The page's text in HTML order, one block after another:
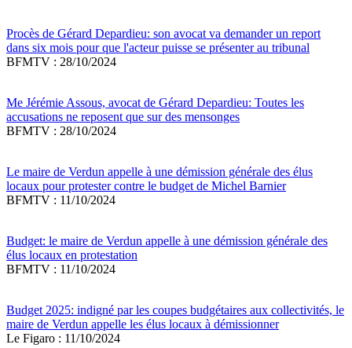
Procès de Gérard Depardieu: son avocat va demander un report
dans six mois pour que l'acteur puisse se présenter au tribunal
BFMTV : 28/10/2024
Me Jérémie Assous, avocat de Gérard Depardieu: Toutes les
accusations ne reposent que sur des mensonges
BFMTV : 28/10/2024
Le maire de Verdun appelle à une démission générale des élus
locaux pour protester contre le budget de Michel Barnier
BFMTV : 11/10/2024
Budget: le maire de Verdun appelle à une démission générale des
élus locaux en protestation
BFMTV : 11/10/2024
Budget 2025: indigné par les coupes budgétaires aux collectivités, le
maire de Verdun appelle les élus locaux à démissionner
Le Figaro : 11/10/2024